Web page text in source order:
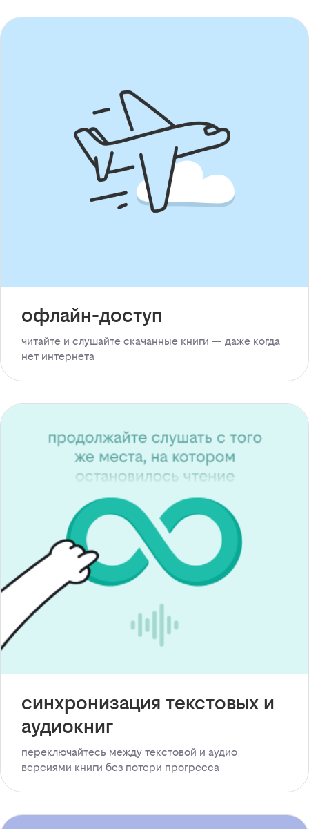
офлайн-доступ
читайте и слушайте скачанные книги — даже когда
нет интернета
синхронизация текстовых и
аудиокниг
переключайтесь между текстовой и аудио
версиями книги без потери прогресса